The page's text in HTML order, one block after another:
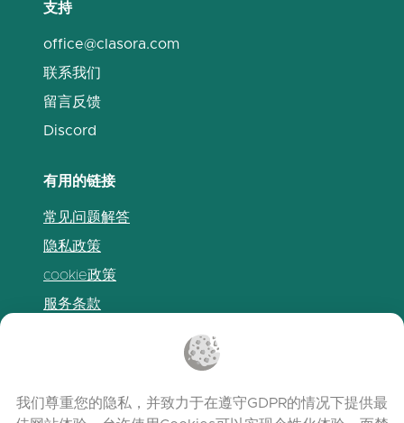
支持
office@clasora.com
联系我们
留言反馈
Discord
有用的链接
常见问题解答
隐私政策
cookie政策
服务条款
我们尊重您的隐私，并致力于在遵守GDPR的情况下提供最